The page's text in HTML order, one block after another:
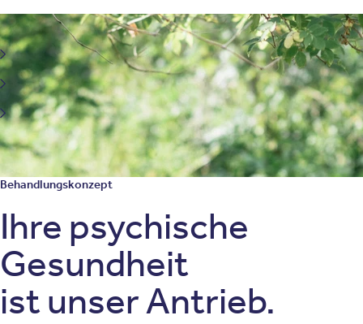
Behandlungsfelder der Dialektisch-Behaviorale Therapie
Borderline Persönlichkeitsstörung
Essstörungen
Sucht und Abhängigkeitserkrankungen
Behandlungskonzept
Ihre psychische
Gesundheit
ist unser Antrieb.